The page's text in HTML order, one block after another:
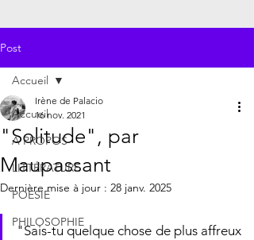
Post
Accueil
À PROPOS
LITTÉRATURE
POÉSIE
PHILOSOPHIE
Accueil
"Solitude", par
Maupassant
Irène de Palacio
16 nov. 2021
Dernière mise à jour : 28 janv. 2025
"Sais-tu quelque chose de plus affreux